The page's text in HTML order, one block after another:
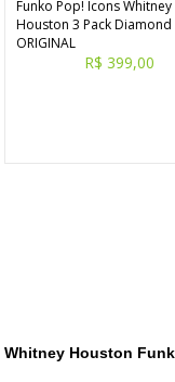
Funko Pop! Icons Whitney
Houston 3 Pack Diamond
ORIGINAL
R$ 399,00
Whitney Houston